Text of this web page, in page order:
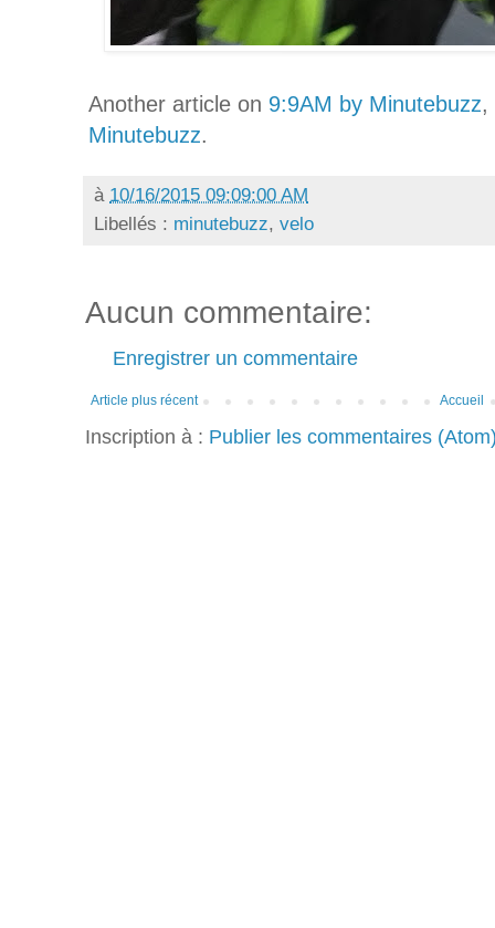
Another article on 9:9AM by Minutebuzz,
Minutebuzz.
à 10/16/2015 09:09:00 AM
Libellés : minutebuzz, velo
Aucun commentaire:
Enregistrer un commentaire
Article plus récent Accueil
Inscription à : Publier les commentaires